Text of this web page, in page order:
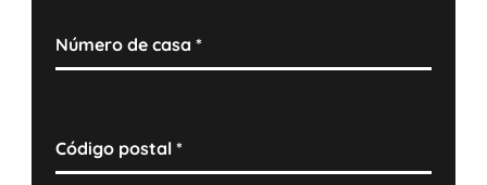
Número de casa*
Código postal*